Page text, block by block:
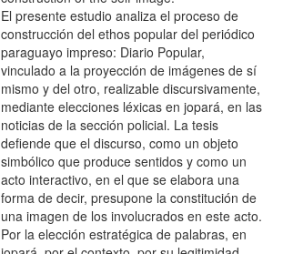
El presente estudio analiza el proceso de
construcción del ethos popular del periódico
paraguayo impreso: Diario Popular,
vinculado a la proyección de imágenes de sí
mismo y del otro, realizable discursivamente,
mediante elecciones léxicas en jopará, en las
noticias de la sección policial. La tesis
defiende que el discurso, como un objeto
simbólico que produce sentidos y como un
acto interactivo, en el que se elabora una
forma de decir, presupone la constitución de
una imagen de los involucrados en este acto.
Por la elección estratégica de palabras, en